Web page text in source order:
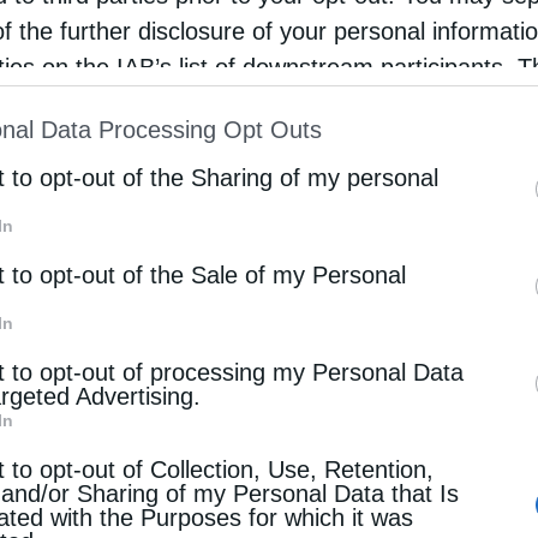
the further disclosure of your personal
on the IAB’s list of downstream participants.
of Downstream Participantsthat may further
parties.
Data Processing Opt Outs
to opt-out of the Sharing of my personal
to opt-out of the Sale of my Personal
to opt-out of processing my Personal Data
Advertising.
to opt-out of Collection, Use, Retention,
or Sharing of my Personal Data that Is
with the Purposes for which it was
πάνελ Recom Panther 660 Wp
με τον τριφασικό μετατροπέα Recom Zeus
εξασφαλίζουν εξαιρετική απόδοση ακόμα και σε
της επένδυσης».
Ι. Ουζουνόπουλος ΑΕ αποτελεί μια από τις
διάστημα στην Ελλάδα, οι οποίες έχουν ως στόχο
της βιομηχανίας, με παράλληλη βελτίωση
αντιμετωπίζουν οι κυβερνήσεις το τελευταίο
αποτελούν περιπτώσεις όπου η ιδιωτική
στόχων ενός κράτους. Συνεπώς, κρίνονται ως